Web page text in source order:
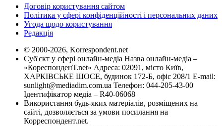
Договір користування сайтом
Політика у сфері конфіденційності і персональних даних
Угода щодо користування
Редакція
© 2000-2026, Korrespondent.net
Суб'єкт у сфері онлайн-медіа Назва онлайн-медіа –
«КореспонденТ.net» Адреса: 02091, місто Київ,
ХАРКІВСЬКЕ ШОСЕ, будинок 172-Б, офіс 208/1 E-mail:
sunlight@mediadim.com.ua Телефон: 044-205-43-00
Ідентифікатор медіа – R40-06068
Використання будь-яких матеріалів, розміщених на
сайті, дозволяється за умови посилання на
Корреспондент.net.